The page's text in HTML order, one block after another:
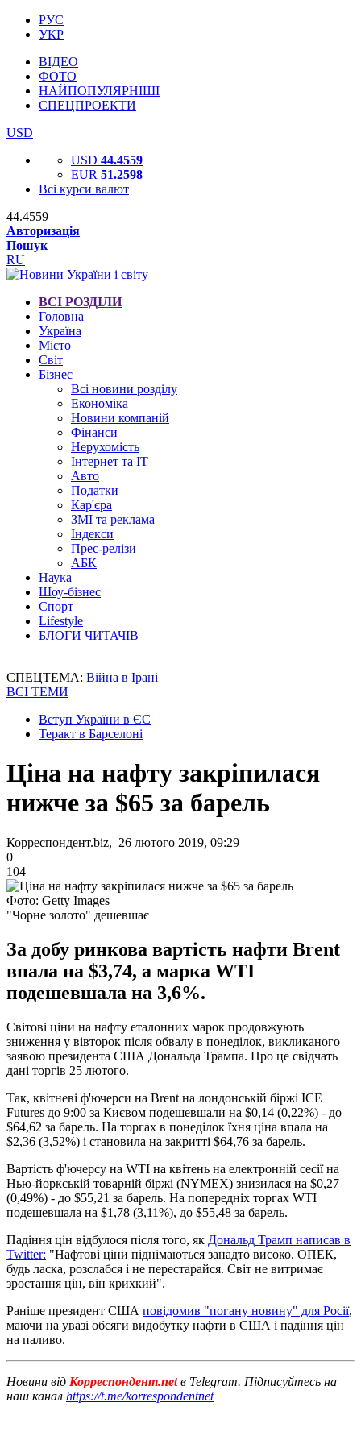
РУС
УКР
ВІДЕО
ФОТО
НАЙПОПУЛЯРНІШІ
СПЕЦПРОЕКТИ
USD
USD 44.4559
EUR 51.2598
Всі курси валют
44.4559
Авторизація
Пошук
RU
ВСІ РОЗДІЛИ
Головна
Україна
Місто
Світ
Бізнес
Всі новини розділу
Економіка
Новини компаній
Фінанси
Нерухомість
Інтернет та IT
Авто
Податки
Кар'єра
ЗМІ та реклама
Індекси
Прес-релізи
АБК
Наука
Шоу-бізнес
Спорт
Lifestyle
БЛОГИ ЧИТАЧІВ
СПЕЦТЕМА: Війна в Ірані
ВСІ ТЕМИ
Вступ України в ЄС
Теракт в Барселоні
Ціна на нафту закріпилася
нижче за $65 за барель
Корреспондент.biz, 26 лютого 2019, 09:29
0
104
Фото: Getty Images
"Чорне золото" дешевшає
За добу ринкова вартість нафти Brent
впала на $3,74, а марка WTI
подешевшала на 3,6%.
Світові ціни на нафту еталонних марок продовжують
зниження у вівторок після обвалу в понеділок, викликаного
заявою президента США Дональда Трампа. Про це свідчать
дані торгів 25 лютого.
Так, квітневі ф'ючерси на Brent на лондонській біржі ICE
Futures до 9:00 за Києвом подешевшали на $0,14 (0,22%) - до
$64,62 за барель. На торгах в понеділок їхня ціна впала на
$2,36 (3,52%) і становила на закритті $64,76 за барель.
Вартість ф'ючерсу на WTI на квітень на електронній сесії на
Нью-йоркській товарній біржі (NYMEX) знизилася на $0,27
(0,49%) - до $55,21 за барель. На попередніх торгах WTI
подешевшала на $1,78 (3,11%), до $55,48 за барель.
Падіння цін відбулося після того, як Дональд Трамп написав в
Twitter: "Нафтові ціни піднімаються занадто високо. ОПЕК,
будь ласка, розслабся і не перестарайся. Світ не витримає
зростання цін, він крихкий".
Раніше президент США повідомив "погану новину" для Росії,
маючи на увазі обсяги видобутку нафти в США і падіння цін
на паливо.
Новини від Корреспондент.netв Telegram. Підписуйтесь на
наш канал https://t.me/korrespondentnet